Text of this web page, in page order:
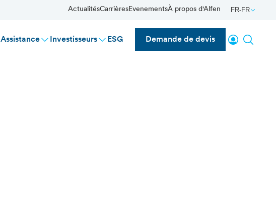
ActualitésCarrièresEvenementsÀ propos d'Alfen FR-FR
Assistance Investisseurs ESG Demande de devis
Se